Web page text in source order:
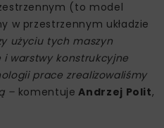
(to model
w przestrzennym układzie
użyciu tych maszyn
warstwy konstrukcyjne
prace zrealizowaliśmy
– komentuje Andrzej Polit,